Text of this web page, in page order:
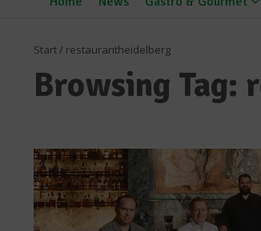
Start/ restaurantheidelberg
Browsing Tag: